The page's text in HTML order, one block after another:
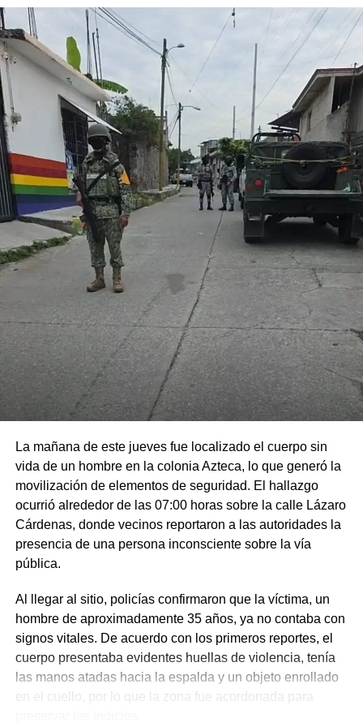
al dólar y reiteró que el país es seguro para visitantes,
tras los recientes incidentes registrados durante
celebraciones en la capital.
La mañana de este jueves fue localizado el cuerpo sin
vida de un hombre en la colonia Azteca, lo que generó la
movilización de elementos de seguridad. El hallazgo
ocurrió alrededor de las 07:00 horas sobre la calle Lázaro
Cárdenas, donde vecinos reportaron a las autoridades la
presencia de una persona inconsciente sobre la vía
pública.
Al llegar al sitio, policías confirmaron que la víctima, un
hombre de aproximadamente 35 años, ya no contaba con
signos vitales. De acuerdo con los primeros reportes, el
cuerpo presentaba evidentes huellas de violencia, tenía
las manos atadas hacia la espalda y un objeto enrollado
en el cuello, por lo que la zona fue acordonada para